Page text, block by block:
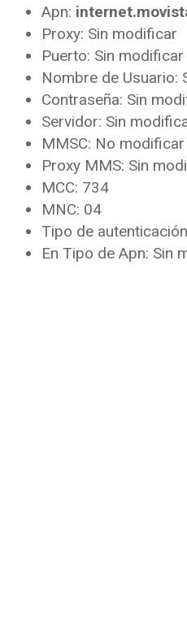
Apn:
Proxy: Sin modificar
Puerto: Sin modificar
Nombre de Usuario:
Contraseña: Sin
Servidor: Sin
MMSC: No modificar
Proxy MMS: Sin
MCC: 734
MNC: 04
Tipo de
En Tipo de Apn: Sin